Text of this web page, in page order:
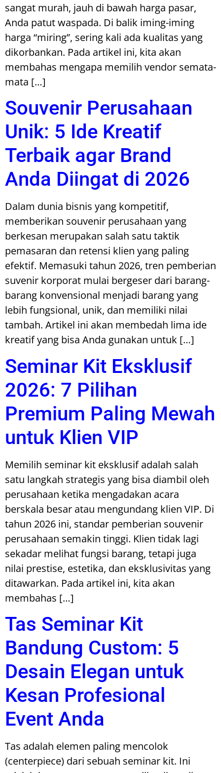
sangat murah, jauh di bawah harga pasar,
Anda patut waspada. Di balik iming-iming
harga “miring”, sering kali ada kualitas yang
dikorbankan. Pada artikel ini, kita akan
membahas mengapa memilih vendor semata-
mata […]
Souvenir Perusahaan
Unik: 5 Ide Kreatif
Terbaik agar Brand
Anda Diingat di 2026
Dalam dunia bisnis yang kompetitif,
memberikan souvenir perusahaan yang
berkesan merupakan salah satu taktik
pemasaran dan retensi klien yang paling
efektif. Memasuki tahun 2026, tren pemberian
suvenir korporat mulai bergeser dari barang-
barang konvensional menjadi barang yang
lebih fungsional, unik, dan memiliki nilai
tambah. Artikel ini akan membedah lima ide
kreatif yang bisa Anda gunakan untuk […]
Seminar Kit Eksklusif
2026: 7 Pilihan
Premium Paling Mewah
untuk Klien VIP
Memilih seminar kit eksklusif adalah salah
satu langkah strategis yang bisa diambil oleh
perusahaan ketika mengadakan acara
berskala besar atau mengundang klien VIP. Di
tahun 2026 ini, standar pemberian souvenir
perusahaan semakin tinggi. Klien tidak lagi
sekadar melihat fungsi barang, tetapi juga
nilai prestise, estetika, dan eksklusivitas yang
ditawarkan. Pada artikel ini, kita akan
membahas […]
Tas Seminar Kit
Bandung Custom: 5
Desain Elegan untuk
Kesan Profesional
Event Anda
Tas adalah elemen paling mencolok
(centerpiece) dari sebuah seminar kit. Ini